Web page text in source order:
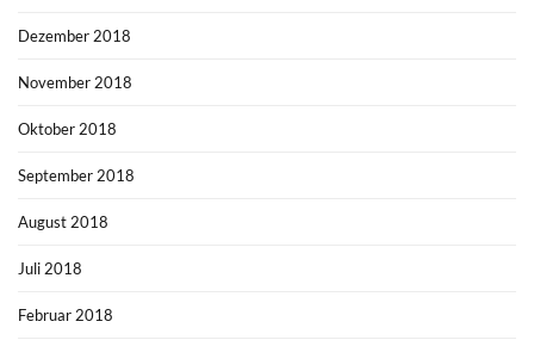
Dezember 2018
November 2018
Oktober 2018
September 2018
August 2018
Juli 2018
Februar 2018